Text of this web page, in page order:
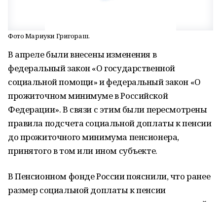
Фото Мариуки Григораш.
В апреле были внесены изменения в
федеральный закон «О государственной
социальной помощи» и федеральный закон «О
прожиточном минимуме в Российской
Федерации». В связи с этим были пересмотрены
правила подсчета социальной доплаты к пенсии
до прожиточного минимума пенсионера,
принятого в том или ином субъекте.
В Пенсионном фонде России пояснили, что ранее
размер социальной доплаты к пенсии